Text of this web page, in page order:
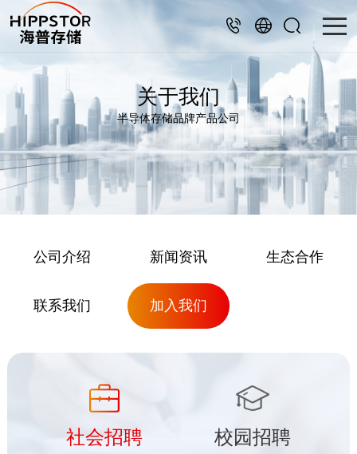
关于我们
半导体存储品牌产品公司
公司介绍 新闻资讯 生态合作
联系我们 加入我们
社会招聘 校园招聘